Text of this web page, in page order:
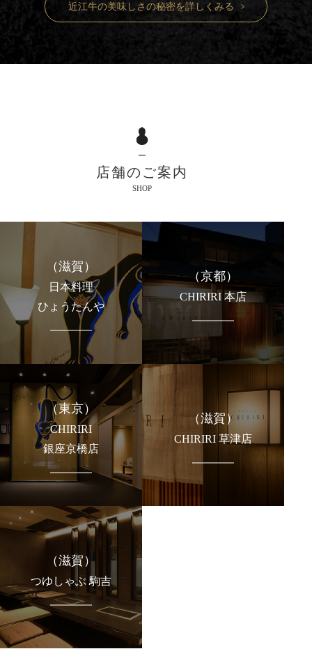
近江牛の美味しさの秘密を詳しくみる
店舗のご案内
SHOP
（滋賀）
日本料理
ひょうたんや
（京都）
CHIRIRI 本店
（東京）
CHIRIRI
銀座京橋店
（滋賀）
CHIRIRI 草津店
（滋賀）
つゆしゃぶ 駒吉